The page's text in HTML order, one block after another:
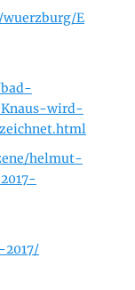
E
wird-
helmut-